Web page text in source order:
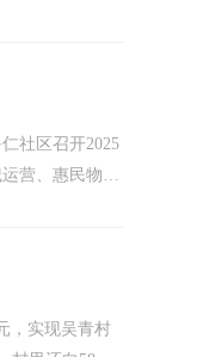
社区召开2025
营、惠民物资
，实现吴青村